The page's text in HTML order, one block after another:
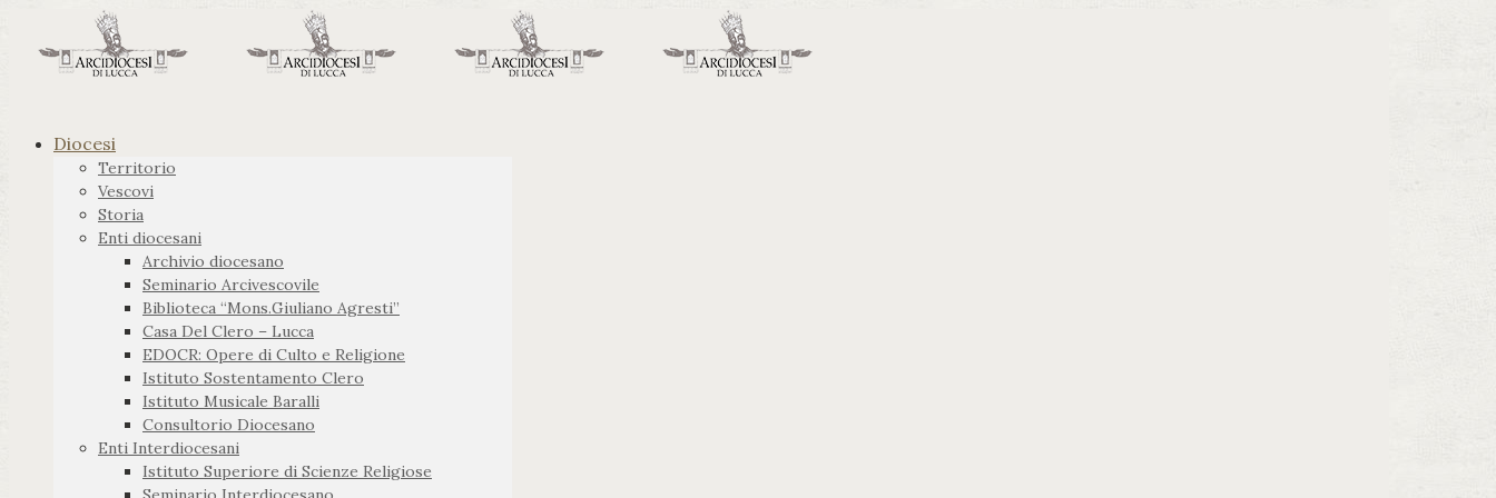
Diocesi
Territorio
Vescovi
Storia
Enti diocesani
Archivio diocesano
Seminario Arcivescovile
Biblioteca “Mons.Giuliano Agresti”
Casa Del Clero – Lucca
EDOCR: Opere di Culto e Religione
Istituto Sostentamento Clero
Istituto Musicale Baralli
Consultorio Diocesano
Enti Interdiocesani
Istituto Superiore di Scienze Religiose